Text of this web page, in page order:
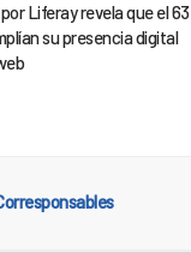
Liferay revela que el 63
su presencia digital